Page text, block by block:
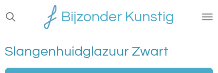
Ga
direct
de
hoofdinhoud
Bijzonder Kunstig
Slangenhuidglazuur Zwart